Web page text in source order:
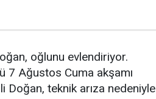
oğlunu evlendiriyor.
7 Ağustos Cuma akşamı
Doğan, teknik arıza nedeniyle